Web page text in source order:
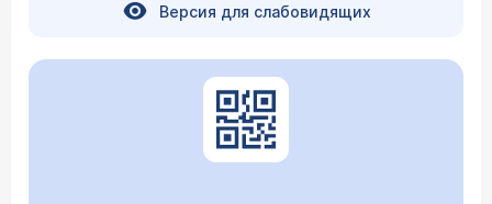
Версия для слабовидящих